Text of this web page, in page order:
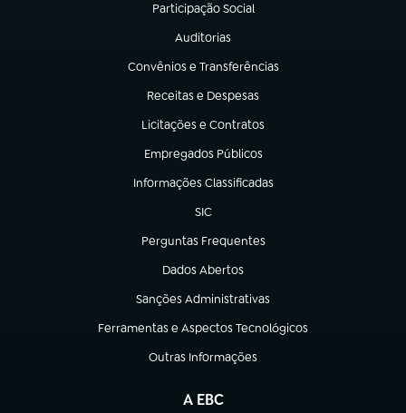
Participação Social
(abre em nova aba)
Auditorias
(abre em nova aba)
Convênios e Transferências
(abre em nova aba)
Receitas e Despesas
(abre em nova aba)
Licitações e Contratos
(abre em nova aba)
Empregados Públicos
(abre em nova aba)
Informações Classificadas
(abre em nova aba)
SIC
(abre em nova aba)
Perguntas Frequentes
(abre em nova aba)
Dados Abertos
(abre em nova aba)
Sanções Administrativas
(abre em nova aba)
Ferramentas e Aspectos Tecnológicos
(abre em nova aba)
Outras Informações
(abre em nova aba)
A EBC